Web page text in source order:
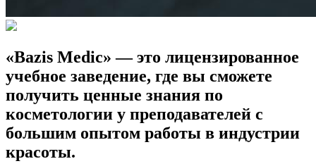
«Bazis Medic» — это лицензированное
учебное заведение, где вы сможете
получить ценные знания по
косметологии у преподавателей с
большим опытом работы в индустрии
красоты.